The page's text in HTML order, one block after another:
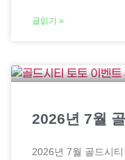
글읽기 »
2026년 7월
2026년 7월 골드시